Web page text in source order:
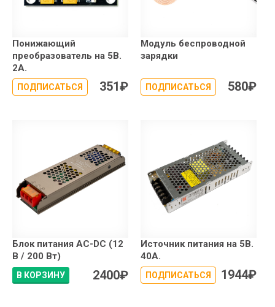
Понижающий
преобразователь на 5В.
2А.
ПОДПИСАТЬСЯ 351₽
Модуль беспроводной
зарядки
ПОДПИСАТЬСЯ 580₽
Блок питания AC-DC (12
В / 200 Вт)
В КОРЗИНУ 2400₽
Источник питания на 5В.
40А.
ПОДПИСАТЬСЯ 1944₽